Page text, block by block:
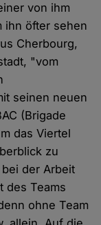
von ihm
ihn öfter sehen
Cherbourg,
"vom
seinen neuen
(Brigade
das Viertel
zu
der Arbeit
des Teams
ohne Team